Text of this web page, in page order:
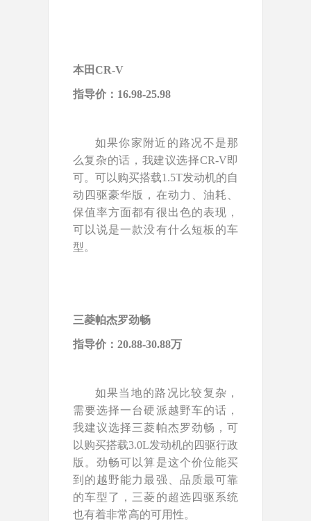
本田CR-V
指导价：16.98-25.98
如果你家附近的路况不是那
么复杂的话，我建议选择CR-V即
可。可以购买搭载1.5T发动机的自
动四驱豪华版，在动力、油耗、
保值率方面都有很出色的表现，
可以说是一款没有什么短板的车
型。
三菱帕杰罗劲畅
指导价：20.88-30.88万
如果当地的路况比较复杂，
需要选择一台硬派越野车的话，
我建议选择三菱帕杰罗劲畅，可
以购买搭载3.0L发动机的四驱行政
版。劲畅可以算是这个价位能买
到的越野能力最强、品质最可靠
的车型了，三菱的超选四驱系统
也有着非常高的可用性。